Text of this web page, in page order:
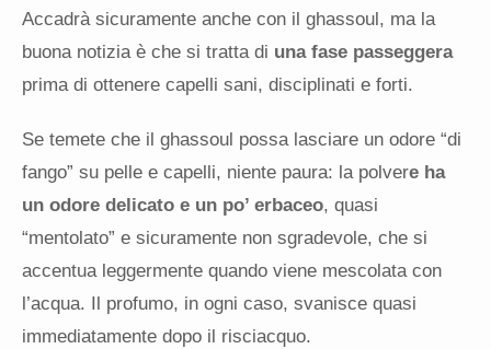
Accadrà sicuramente anche con il ghassoul, ma la
buona notizia è che si tratta di una fase passeggera
prima di ottenere capelli sani, disciplinati e forti.
Se temete che il ghassoul possa lasciare un odore “di
fango” su pelle e capelli, niente paura: la polvere ha
un odore delicato e un po’ erbaceo, quasi
“mentolato” e sicuramente non sgradevole, che si
accentua leggermente quando viene mescolata con
l’acqua. Il profumo, in ogni caso, svanisce quasi
immediatamente dopo il risciacquo.